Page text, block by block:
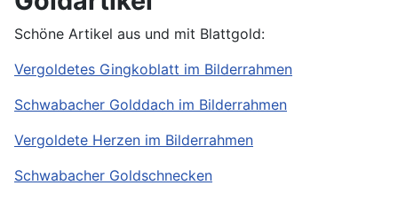
Schöne Artikel aus und mit Blattgold:
Vergoldetes Gingkoblatt im Bilderrahmen
Schwabacher Golddach im Bilderrahmen
Vergoldete Herzen im Bilderrahmen
Schwabacher Goldschnecken